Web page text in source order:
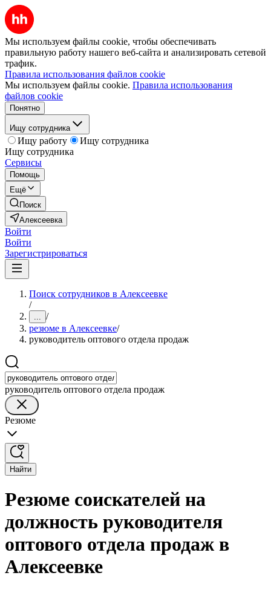
Мы используем файлы cookie, чтобы обеспечивать
правильную работу нашего веб-сайта и анализировать сетевой
трафик.
Правила использования файлов cookie
Мы используем файлы cookie. Правила использования
файлов cookie
Понятно
Ищу сотрудника
Ищу работу
Ищу сотрудника
Ищу сотрудника
Сервисы
Помощь
Ещё
Поиск
Алексеевка
Войти
Войти
Зарегистрироваться
Поиск сотрудников в Алексеевке
/
... /
резюме в Алексеевке/
руководитель оптового отдела продаж
руководитель оптового отдела продаж
Резюме
Найти
Резюме соискателей на
должность руководителя
оптового отдела продаж в
Алексеевке